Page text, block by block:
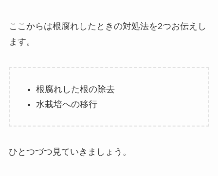
ここからは根腐れしたときの対処法を2つお伝えし
ます。
根腐れした根の除去
水栽培への移行
ひとつづつ見ていきましょう。